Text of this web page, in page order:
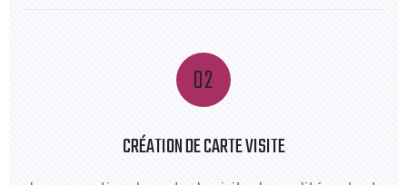
CRÉATION DE CARTE VISITE